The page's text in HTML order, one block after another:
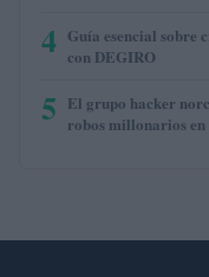
4 Guía esencial sobre
con DEGIRO
5 El grupo hacker
robos millonarios